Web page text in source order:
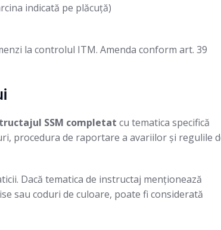
indicată pe plăcuță)
la controlul ITM. Amenda conform art. 39
SSM completat cu tematica specifică
procedura de raportare a avariilor și regulile
Dacă tematica de instructaj menționează
sau coduri de culoare, poate fi considerată